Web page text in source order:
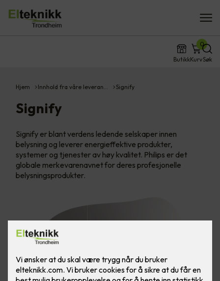
ButikkKurv
0
Søk
Hjem Innhold fra våre leveran… Signify
Signify
Signify er blant verdens ledende selskaper innen
belysning og leverer energieffektive produkter,
systemer og tjenester av høy kvalitet. Philips er det
globale merkevarenavnet for deres profesjonelle
belysningsprodukter.